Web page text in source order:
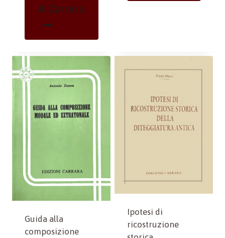
Al Carrello
Guida alla
composizione
Ipotesi di
ricostruzione